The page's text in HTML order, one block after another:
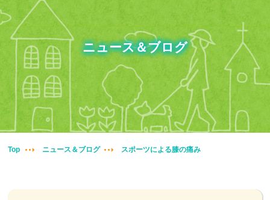
アクセス
メニュー・料金表
産後骨盤矯正
妊婦整体
ニュース＆ブログ
Top ニュース＆ブログ スポーツによる膝の痛み